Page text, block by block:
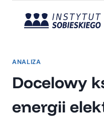
ANALIZA
Docelowy
energii